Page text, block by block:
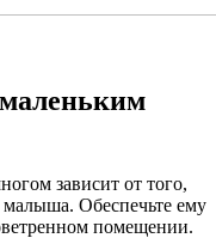
маленьким
зависит от того,
Обеспечьте ему
помещении.